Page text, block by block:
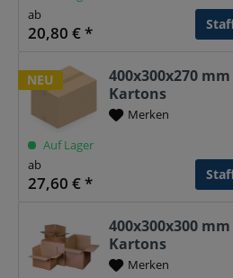
ab
20,80 € *
NEU
400x300x270
Kartons
Merken
Auf Lager
ab
27,60 € *
400x300x300
Kartons
Merken